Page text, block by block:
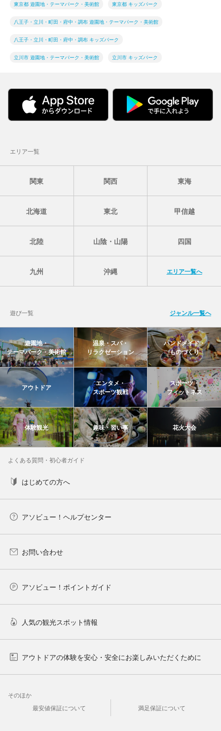
東京都 遊園地・テーマパーク・美術館 東京都 キッズパーク
八王子・立川・町田・府中・調布 遊園地・テーマパーク・美術館
八王子・立川・町田・府中・調布 キッズパーク
立川市 遊園地・テーマパーク・美術館 立川市 キッズパーク
エリア一覧
関東 関西 東海
北海道 東北 甲信越
北陸 山陰・山陽 四国
九州 沖縄 エリア一覧へ
遊び一覧 ジャンル一覧へ
遊園地・
テーマパーク・美術館
温泉・スパ・
リラクゼーション
ハンドメイド・
ものづくり
アウトドア
エンタメ・
スポーツ観戦
スポーツ・
フィットネス
体験観光 趣味・習い事 花火大会
よくある質問・初心者ガイド
はじめての方へ
アソビュー！ヘルプセンター
お問い合わせ
アソビュー！ポイントガイド
人気の観光スポット情報
アウトドアの体験を安心・安全にお楽しみいただくために
そのほか
最安値保証について
満足保証について